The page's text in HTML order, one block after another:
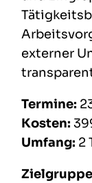
externer
Termine:
Kosten:
Umfang: 2